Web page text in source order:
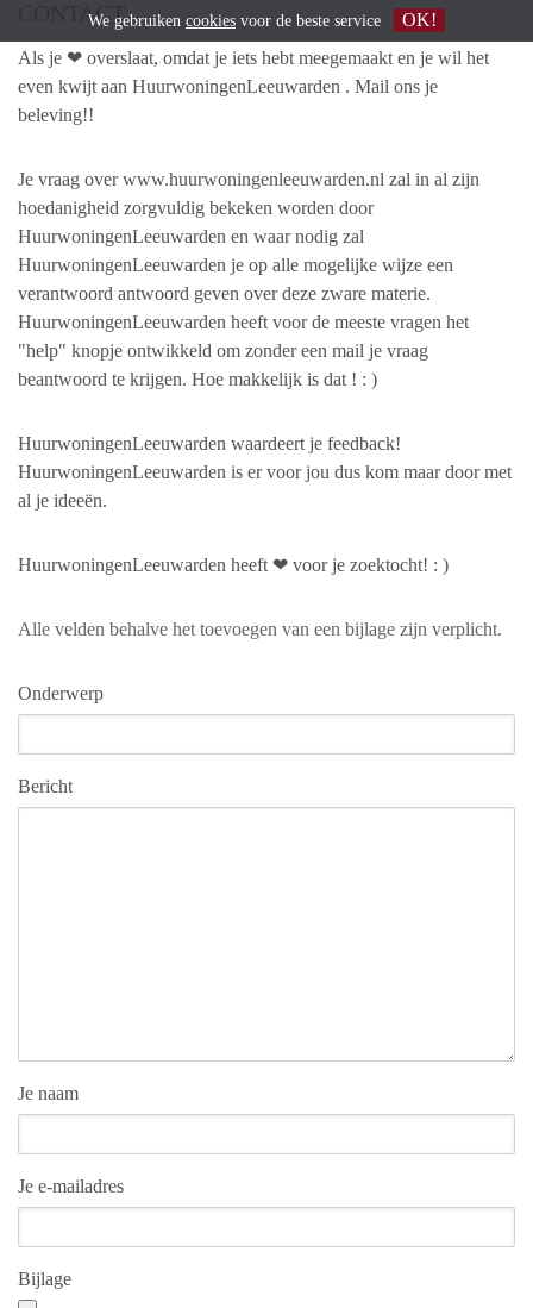
CONTACT
Als je ❤ overslaat, omdat je iets hebt meegemaakt en je wil het
even kwijt aan HuurwoningenLeeuwarden . Mail ons je
beleving!!
Je vraag over www.huurwoningenleeuwarden.nl zal in al zijn
hoedanigheid zorgvuldig bekeken worden door
HuurwoningenLeeuwarden en waar nodig zal
HuurwoningenLeeuwarden je op alle mogelijke wijze een
verantwoord antwoord geven over deze zware materie.
HuurwoningenLeeuwarden heeft voor de meeste vragen het
"help" knopje ontwikkeld om zonder een mail je vraag
beantwoord te krijgen. Hoe makkelijk is dat ! : )
HuurwoningenLeeuwarden waardeert je feedback!
HuurwoningenLeeuwarden is er voor jou dus kom maar door met
al je ideeën.
HuurwoningenLeeuwarden heeft ❤ voor je zoektocht! : )
Alle velden behalve het toevoegen van een bijlage zijn verplicht.
Onderwerp
Bericht
Je naam
Je e-mailadres
Bijlage
We gebruiken cookies voor de beste service OK!